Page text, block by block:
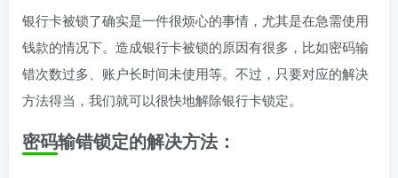
银行卡被锁了确实是一件很烦心的事情，尤其是在急需使用
钱款的情况下。造成银行卡被锁的原因有很多，比如密码输
错次数过多、账户长时间未使用等。不过，只要对应的解决
方法得当，我们就可以很快地解除银行卡锁定。
密码输错锁定的解决方法：